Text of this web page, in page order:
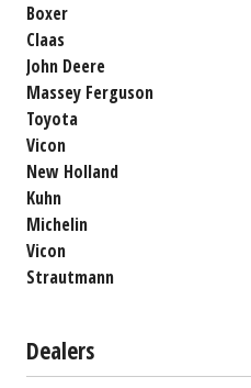
Boxer
Claas
John Deere
Massey Ferguson
Toyota
Vicon
New Holland
Kuhn
Michelin
Vicon
Strautmann
Dealers